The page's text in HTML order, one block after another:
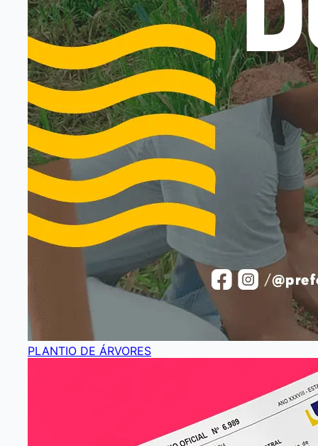
PLANTIO DE ÁRVORES